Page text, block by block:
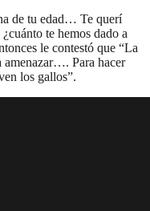
de tu edad… Te querí
te hemos dado a
le contestó que “La
amenazar…. Para hacer
los gallos”.